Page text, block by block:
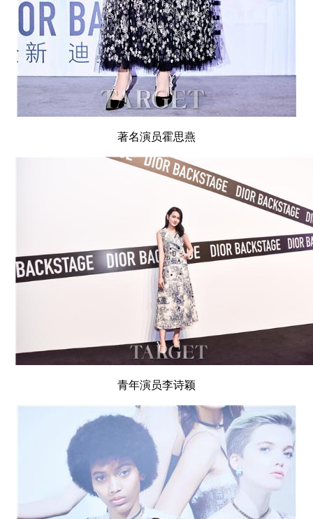
著名演员霍思燕
青年演员李诗颖